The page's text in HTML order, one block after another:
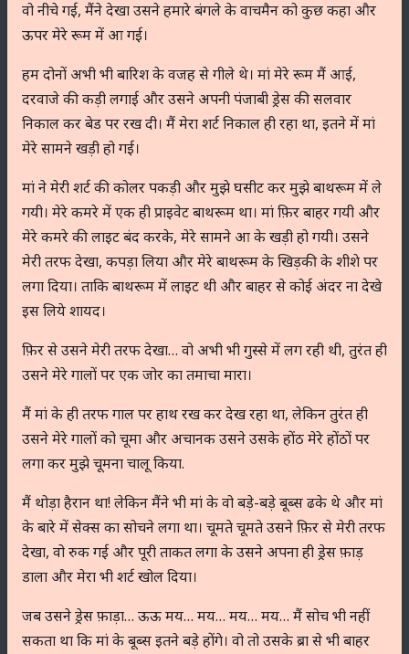
वो नीचे गई, मैंने देखा उसने हमारे बंगले के वाचमैन को कुछ कहा और
ऊपर मेरे रूम में आ गई।
हम दोनों अभी भी बारिश के वजह से गीले थे। मां मेरे रूम मैं आई,
दरवाजे की कड़ी लगाई और उसने अपनी पंजाबी ड्रेस की सलवार
निकाल कर बेड पर रख दी। मैं मेरा शर्ट निकाल ही रहा था, इतने में मां
मेरे सामने खड़ी हो गई।
मां ने मेरी शर्ट की कोलर पकड़ी और मुझे घसीट कर मुझे बाथरूम में ले
गयी। मेरे कमरे में एक ही प्राइवेट बाथरूम था। मां फ़िर बाहर गयी और
मेरे कमरे की लाइट बंद करके, मेरे सामने आ के खड़ी हो गयी। उसने
मेरी तरफ देखा, कपड़ा लिया और मेरे बाथरूम के खिड़की के शीशे पर
लगा दिया। ताकि बाथरूम में लाइट थी और बाहर से कोई अंदर ना देखे
इस लिये शायद।
फ़िर से उसने मेरी तरफ देखा… वो अभी भी गुस्से में लग रही थी, तुरंत ही
उसने मेरे गालों पर एक जोर का तमाचा मारा।
मैं मां के ही तरफ गाल पर हाथ रख कर देख रहा था, लेकिन तुरंत ही
उसने मेरे गालों को चूमा और अचानक उसने उसके होंठ मेरे होंठों पर
लगा कर मुझे चूमना चालू किया.
मैं थोड़ा हैरान था! लेकिन मैंने भी मां के वो बड़े-बड़े बूब्स ढके थे और मां
के बारे में सेक्स का सोचने लगा था। चूमते चूमते उसने फ़िर से मेरी तरफ
देखा, वो रुक गई और पूरी ताकत लगा के उसने अपना ही ड्रेस फ़ाड़
डाला और मेरा भी शर्ट खोल दिया।
जब उसने ड्रेस फ़ाड़ा… ऊऊ मय… मय… मय… मय… मैं सोच भी नहीं
सकता था कि मां के बूब्स इतने बड़े होंगे। वो तो उसके ब्रा से भी बाहर